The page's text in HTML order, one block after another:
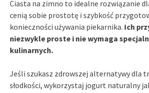
Ciasta na zimno to idealne rozwiązanie
cenią sobie prostotę i szybkość
konieczności używania piekarnika. Ich
niezwykle proste i nie wymaga
kulinarnych.
Jeśli szukasz zdrowszej alternatywy dla
słodkości, wykorzystaj jogurt naturalny